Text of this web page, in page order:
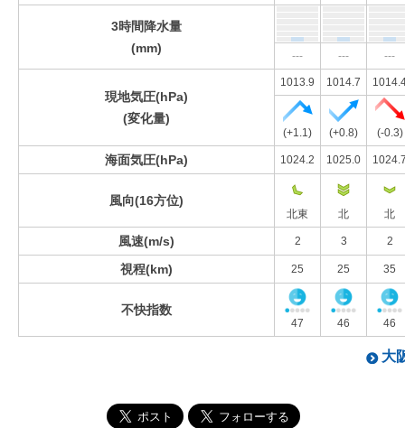
3時間降水量
(mm)
--- --- ---
現地気圧(hPa)
(変化量)
1013.9 1014.7
(+1.1) (+0.8) (-0.3)
海面気圧(hPa) 1024.2 1025.0
風向(16方位)
北東 北 北
風速(m/s) 2 3 2
視程(km) 25 25 35
不快指数
47 46 46
大